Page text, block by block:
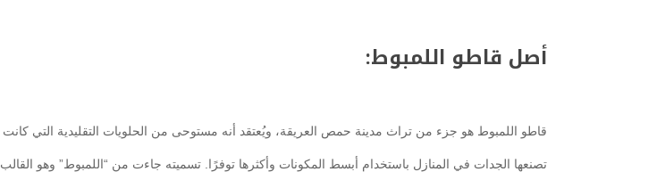
أصل قاطو اللمبوط:
قاطو اللمبوط هو جزء من تراث مدينة حمص العريقة، ويُعتقد أنه مستوحى من الحلويات التقليدية التي كانت
تصنعها الجدات في المنازل باستخدام أبسط المكونات وأكثرها توفرًا. تسميته جاءت من “اللمبوط” وهو القالب